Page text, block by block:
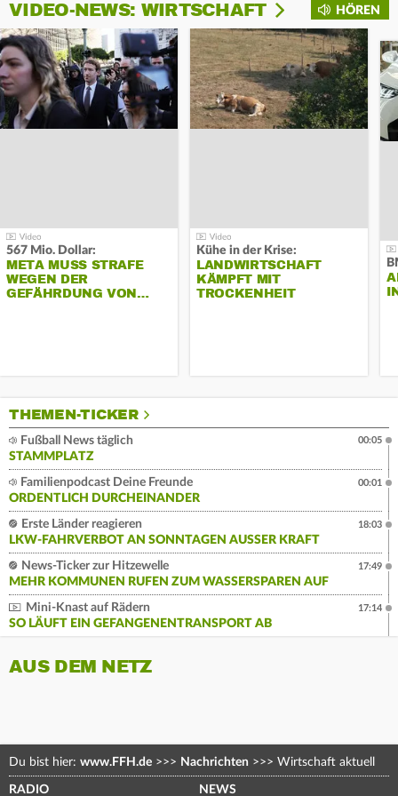
HÖREN
VIDEO-NEWS: WIRTSCHAFT
567 Mio. Dollar:
META MUSS STRAFE
WEGEN DER
GEFÄHRDUNG VON…
Kühe in der Krise:
LANDWIRTSCHAFT
KÄMPFT MIT
TROCKENHEIT
THEMEN-TICKER
Fußball News täglich
STAMMPLATZ
00:05
Familienpodcast Deine Freunde
ORDENTLICH DURCHEINANDER
00:01
Erste Länder reagieren
LKW-FAHRVERBOT AN SONNTAGEN AUSSER KRAFT
18:03
News-Ticker zur Hitzewelle
MEHR KOMMUNEN RUFEN ZUM WASSERSPAREN AUF
17:49
Mini-Knast auf Rädern
SO LÄUFT EIN GEFANGENENTRANSPORT AB
17:14
AUS DEM NETZ
Du bist hier: www.FFH.de >>> Nachrichten >>> Wirtschaft aktuell
RADIO NEWS